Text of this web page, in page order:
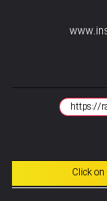
Click